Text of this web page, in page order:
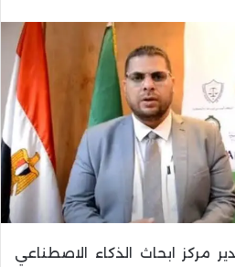
مركز ابحاث الذكاء الاصطناعي